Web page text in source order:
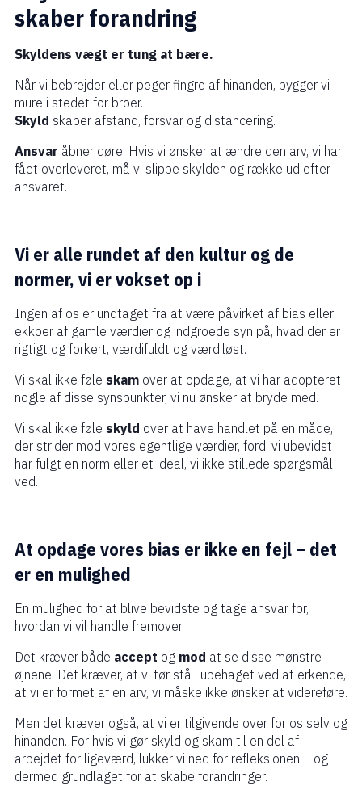
skaber forandring
Skyldens vægt er tung at bære.
Når vi bebrejder eller peger fingre af hinanden, bygger vi
mure i stedet for broer.
Skyld skaber afstand, forsvar og distancering.
Ansvar åbner døre. Hvis vi ønsker at ændre den arv, vi har
fået overleveret, må vi slippe skylden og række ud efter
ansvaret.
Vi er alle rundet af den kultur og de
normer, vi er vokset op i
Ingen af os er undtaget fra at være påvirket af bias eller
ekkoer af gamle værdier og indgroede syn på, hvad der er
rigtigt og forkert, værdifuldt og værdiløst.
Vi skal ikke føle skam over at opdage, at vi har adopteret
nogle af disse synspunkter, vi nu ønsker at bryde med.
Vi skal ikke føle skyld over at have handlet på en måde,
der strider mod vores egentlige værdier, fordi vi ubevidst
har fulgt en norm eller et ideal, vi ikke stillede spørgsmål
ved.
At opdage vores bias er ikke en fejl – det
er en mulighed
En mulighed for at blive bevidste og tage ansvar for,
hvordan vi vil handle fremover.
Det kræver både accept og mod at se disse mønstre i
øjnene. Det kræver, at vi tør stå i ubehaget ved at erkende,
at vi er formet af en arv, vi måske ikke ønsker at videreføre.
Men det kræver også, at vi er tilgivende over for os selv og
hinanden. For hvis vi gør skyld og skam til en del af
arbejdet for ligeværd, lukker vi ned for refleksionen – og
dermed grundlaget for at skabe forandringer.